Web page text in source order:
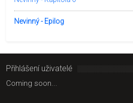
Nevinný - Epilog
Přihlášení uživatelé
Coming soon...